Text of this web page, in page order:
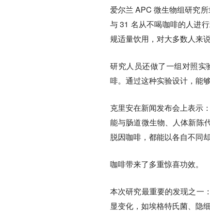
爱尔兰 APC 微生物组研究
与 31 名从不喝咖啡的人进
规适量饮用，对大多数人来说
研究人员还做了一组对照
啡。通过这种实验设计，能
克里安在新闻发布会上表示
能与肠道微生物、人体新陈
脱因咖啡，都能以各自不同
咖啡带来了多重惊喜功效。
本次研究最重要的发现之一：
显变化，如埃格特氏菌、隐